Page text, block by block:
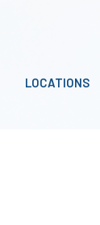
LOCATIONS